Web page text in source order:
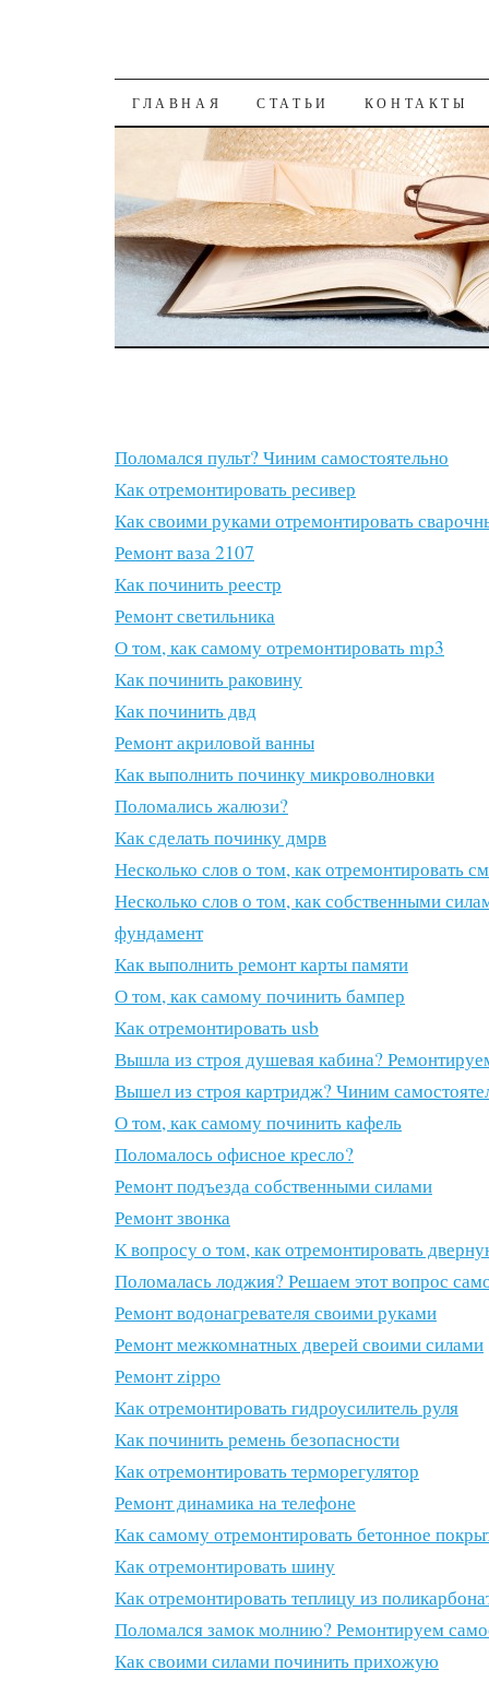
К СОДЕРЖАНИЮ
ГЛАВНАЯ СТАТЬИ КОНТАКТЫ
Поломался пульт? Чиним самостоятельно
Как отремонтировать ресивер
Как своими руками отремонтировать
Ремонт ваза 2107
Как починить реестр
Ремонт светильника
О том, как самому отремонтировать mp3
Как починить раковину
Как починить двд
Ремонт акриловой ванны
Как выполнить починку микроволновки
Поломались жалюзи?
Как сделать починку дмрв
Несколько слов о том, как отремонтировать
Несколько слов о том, как собственными
фундамент
Как выполнить ремонт карты памяти
О том, как самому починить бампер
Как отремонтировать usb
Вышла из строя душевая кабина?
Вышел из строя картридж? Чиним
О том, как самому починить кафель
Поломалось офисное кресло?
Ремонт подъезда собственными силами
Ремонт звонка
К вопросу о том, как отремонтировать
Поломалась лоджия? Решаем этот вопрос
Ремонт водонагревателя своими руками
Ремонт межкомнатных дверей своими силами
Ремонт zippo
Как отремонтировать гидроусилитель руля
Как починить ремень безопасности
Как отремонтировать терморегулятор
Ремонт динамика на телефоне
Как самому отремонтировать бетонное
Как отремонтировать шину
Как отремонтировать теплицу из
Поломался замок молнию? Ремонтируем
Как своими силами починить прихожую